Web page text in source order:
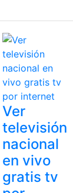
Ver
televisión
nacional
en vivo
gratis tv